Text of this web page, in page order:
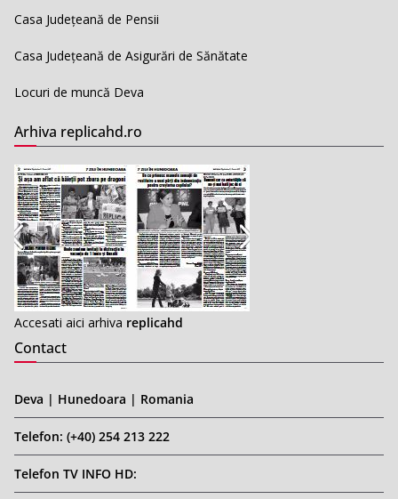
Casa Județeană de Pensii
Casa Județeană de Asigurări de Sănătate
Locuri de muncă Deva
Arhiva replicahd.ro
Accesati aici arhiva replicahd
Contact
Deva | Hunedoara | Romania
Telefon: (+40) 254 213 222
Telefon TV INFO HD: